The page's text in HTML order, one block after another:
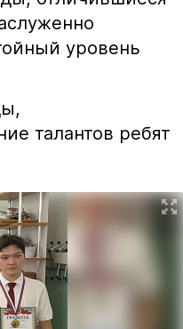
уровень
талантов ребят